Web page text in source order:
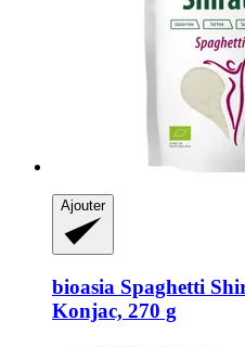
Ajouter
bioasia Spaghetti
Konjac, 270 g